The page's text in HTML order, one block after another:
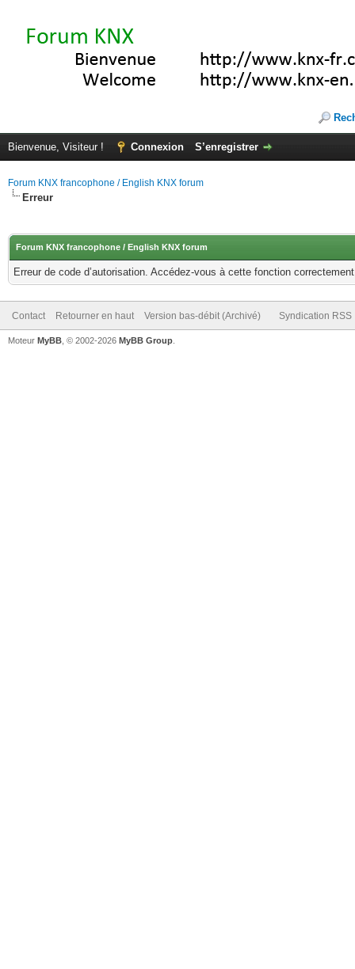
Bienvenue, Visiteur ! Connexion S’enregistrer
Forum KNX francophone / English KNX forum
Erreur
Forum KNX francophone / English KNX forum
Erreur de code d’autorisation. Accédez-vous à cette fonction
Contact Retourner en haut Version bas-débit (Archivé) Syndication RSS
Moteur MyBB , © 2002-2026 MyBB Group